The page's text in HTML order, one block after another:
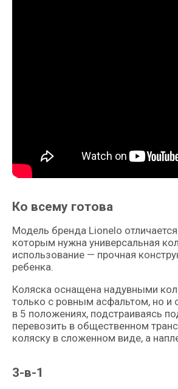
Ко всему готова
Модель бренда Lionelo
которым нужна универсальная
использование — прочная
ребенка.
Коляска оснащена надувными
только с ровным асфальтом, но и
в 5 положениях, подстраиваясь
перевозить в общественном
коляску в сложенном виде, а
3-в-1